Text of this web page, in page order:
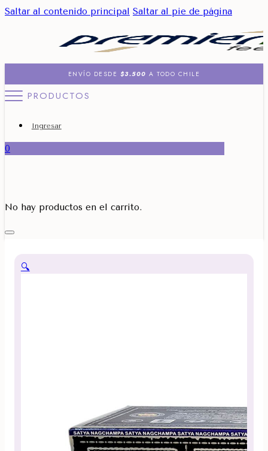
Saltar al contenido principal Saltar al pie de página
ENVÍO DESDE $3.500 A TODO CHILE
PRODUCTOS
Ingresar
0
No hay productos en el carrito.
🔍